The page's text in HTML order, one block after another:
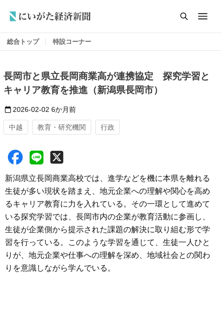
総合トップ 特設コーナー
長岡市と県立長岡商業高が連携協定 探究学習と
キャリア教育を推進（新潟県長岡市）
2026-02-02 6か月前
中越 教育・研究機関 行政
新潟県立長岡商業高校では、進学などを機に本県を離れる
生徒が多い現状を踏まえ、地元企業への理解や関心を高め
るキャリア教育に力を入れている。その一環として進めて
いる探究学習では、長岡市内の企業が教育活動に参画し、
生徒が企業側から提示された課題の解決に取り組む形で学
習を行っている。このような学習を通じて、生徒一人ひと
りが、地元企業や仕事への理解を深め、地域社会との関わ
りを意識しながら学んでいる。